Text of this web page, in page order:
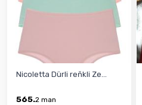
Nicoletta Dürli reňkli Ze...
565.2 man